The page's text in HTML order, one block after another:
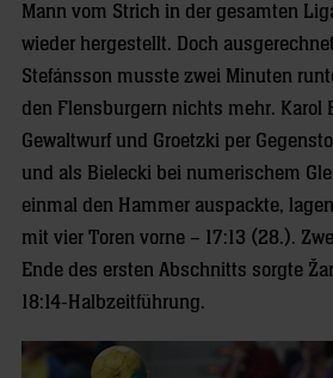
Mann vom Strich in der gesamten
wieder hergestellt. Doch
Stefánsson musste zwei Minuten
den Flensburgern nichts mehr. Karol
Gewaltwurf und Groetzki per
und als Bielecki bei numerischem
einmal den Hammer auspackte,
mit vier Toren vorne – 17:13 (28.).
Ende des ersten Abschnitts sorgte
18:14-Halbzeitführung.